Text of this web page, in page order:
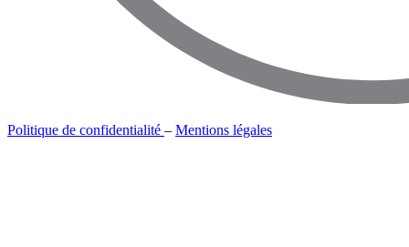
Politique de confidentialité – Mentions légales